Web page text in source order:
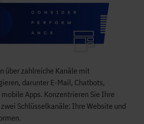
über zahlreiche Kanäle mit
darunter E-Mail, Chatbots,
Apps. Konzentrieren Sie Ihre
Schlüsselkanäle: Ihre Website und